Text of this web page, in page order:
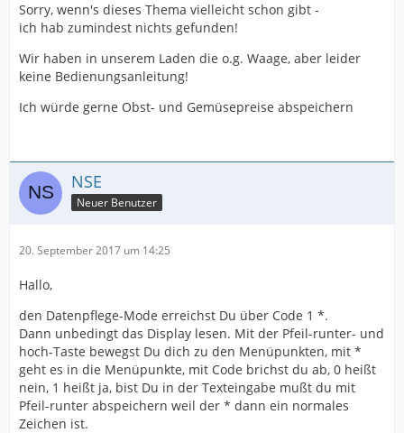
Sorry, wenn's dieses Thema vielleicht schon gibt -
ich hab zumindest nichts gefunden!
Wir haben in unserem Laden die o.g. Waage, aber leider
keine Bedienungsanleitung!
Ich würde gerne Obst- und Gemüsepreise abspeichern
NSE
Neuer Benutzer
20. September 2017 um 14:25
Hallo,
den Datenpflege-Mode erreichst Du über Code 1 *.
Dann unbedingt das Display lesen. Mit der Pfeil-runter- und
hoch-Taste bewegst Du dich zu den Menüpunkten, mit *
geht es in die Menüpunkte, mit Code brichst du ab, 0 heißt
nein, 1 heißt ja, bist Du in der Texteingabe mußt du mit
Pfeil-runter abspeichern weil der * dann ein normales
Zeichen ist.